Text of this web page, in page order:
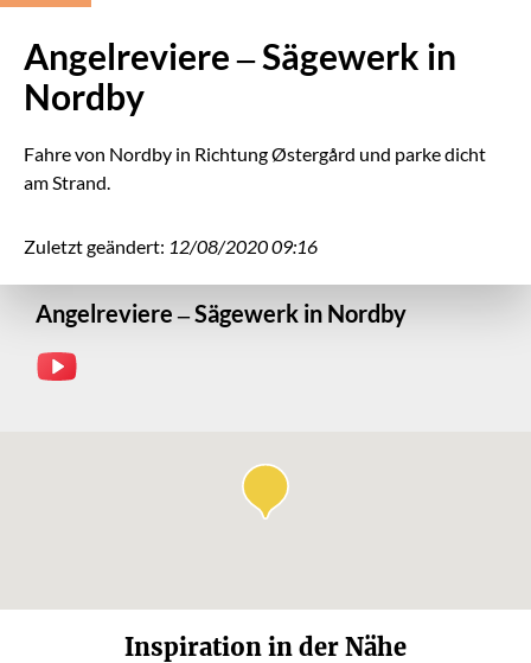
Angelreviere – Sägewerk in
Nordby
Fahre von Nordby in Richtung Østergård und parke dicht
am Strand.
Zuletzt geändert: 12/08/2020 09:16
Angelreviere – Sägewerk in Nordby
Inspiration in der Nähe